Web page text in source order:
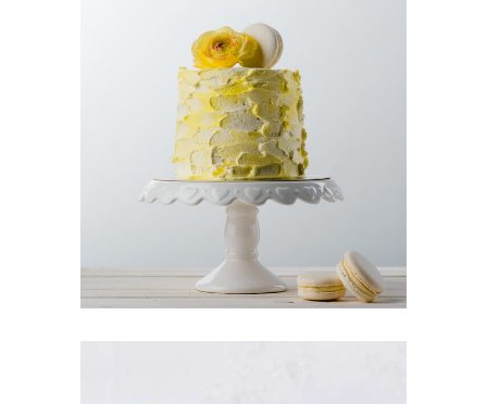
LEMON CAKE
Cakes